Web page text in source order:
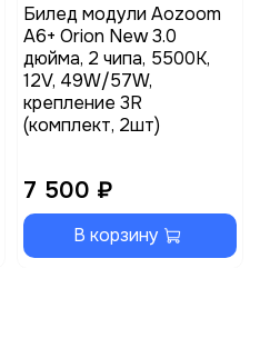
Билед модули Aozoom
A6+ Orion New 3.0
дюйма, 2 чипа, 5500K,
12V, 49W/57W,
крепление 3R
(комплект, 2шт)
7 500 ₽
В корзину